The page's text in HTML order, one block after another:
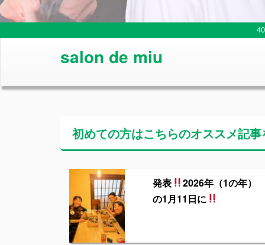
salon de miu
初めての方はこちらのオススメ記
発表
2026年（1の年）
の1月11日に